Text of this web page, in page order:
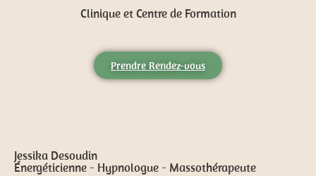
Clinique et Centre de Formation
Prendre Rendez-vous
Jessika Desoudin
Énergéticienne - Hypnologue - Massothérapeute